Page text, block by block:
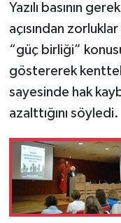
Yazılı basının
açısından zorluklar
“güç birliği”
göstererek
sayesinde hak
azalttığını söyledi.